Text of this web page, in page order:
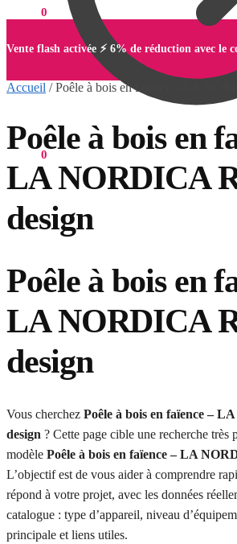
0
0
Vente flash activée ⚡ 6% de réduction avec le
Accueil /Poêle à bois en faïence – LA
Poêle à bois en
LA NORDICA
design
Poêle à bois en
LA NORDICA
design
Vous cherchez Poêle à bois en faïence –
design ? Cette page cible une recherche très
modèle Poêle à bois en faïence – LA
L’objectif est de vous aider à comprendre
répond à votre projet, avec les données
catalogue : type d’appareil, niveau
principale et liens utiles.